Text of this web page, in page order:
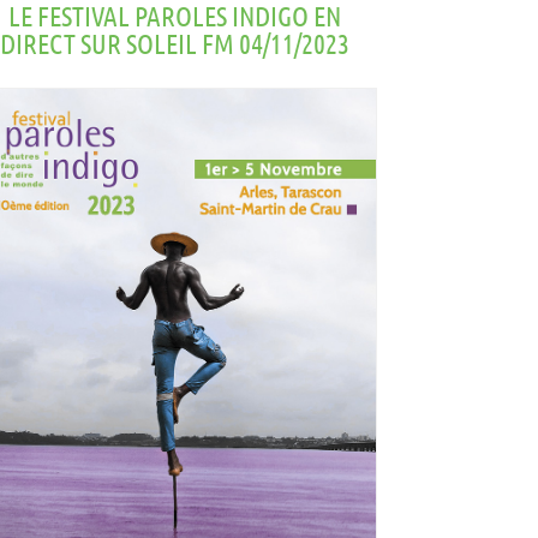
LE FESTIVAL PAROLES INDIGO EN
DIRECT SUR SOLEIL FM 04/11/2023